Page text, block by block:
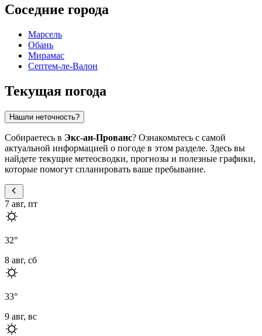
Соседние города
Марсель
Обань
Мирамас
Септем-ле-Валон
Текущая погода
Нашли неточность?
Собираетесь в Экс-ан-Прованс? Ознакомьтесь с самой
актуальной информацией о погоде в этом разделе. Здесь вы
найдете текущие метеосводки, прогнозы и полезные графики,
которые помогут спланировать ваше пребывание.
7 авг, пт
32°
8 авг, сб
33°
9 авг, вс